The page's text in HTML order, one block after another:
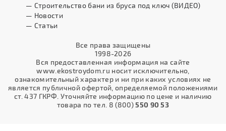
— Строительство бани из бруса под ключ (ВИДЕО)
— Новости
— Статьи
Все права защищены
1998-2026
Вся предоставленная информация на сайте
www.ekostroydom.ru носит исключительно,
ознакомительный характер и ни при каких условиях не
является публичной офертой, определяемой положениями
ст. 437 ГКРФ. Уточняйте информацию по цене и наличию
товара по тел. 8 (800)550 90 53